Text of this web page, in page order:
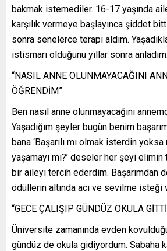
bakmak istemediler. 16-17 yaşında
karşılık vermeye başlayınca şiddet
sonra senelerce terapi aldım.
istismarı olduğunu yıllar sonra anladım.
“NASIL ANNE OLUNMAYACAĞINI
ÖĞRENDİM”
Ben nasıl anne olunmayacağını
Yaşadığım şeyler bugün benim
bana ‘Başarılı mı olmak isterdin
yaşamayı mı?’ deseler her şeyi
bir aileyi tercih ederdim. Başarımdan
ödüllerin altında acı ve sevilme isteği
“GECE ÇALIŞIP GÜNDÜZ OKULA
Üniversite zamanında evden
gündüz de okula gidiyordum. Sabaha